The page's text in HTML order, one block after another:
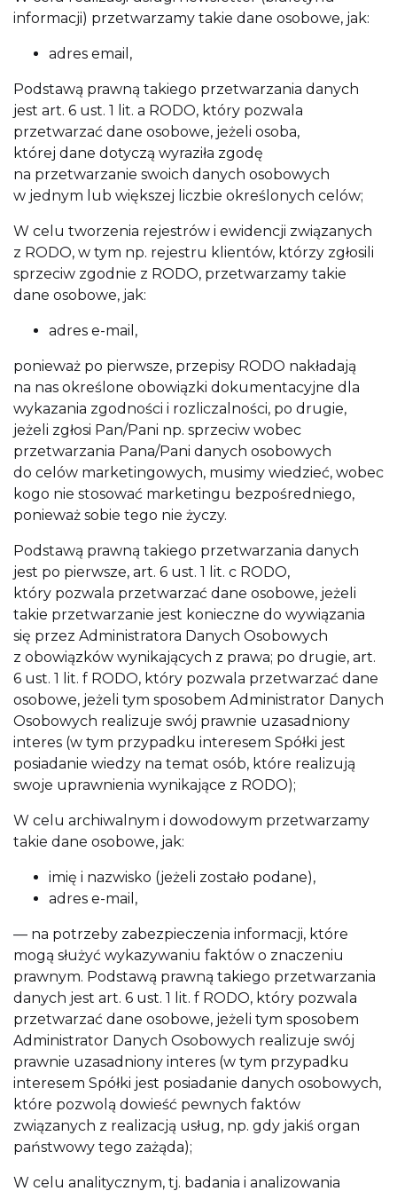
informacji) przetwarzamy takie dane osobowe, jak:
adres email,
Podstawą prawną takiego przetwarzania danych
jest art. 6 ust. 1 lit. a RODO, który pozwala
przetwarzać dane osobowe, jeżeli osoba,
której dane dotyczą wyraziła zgodę
na przetwarzanie swoich danych osobowych
w jednym lub większej liczbie określonych celów;
W celu tworzenia rejestrów i ewidencji związanych
z RODO, w tym np. rejestru klientów, którzy zgłosili
sprzeciw zgodnie z RODO, przetwarzamy takie
dane osobowe, jak:
adres e-mail,
ponieważ po pierwsze, przepisy RODO nakładają
na nas określone obowiązki dokumentacyjne dla
wykazania zgodności i rozliczalności, po drugie,
jeżeli zgłosi Pan/Pani np. sprzeciw wobec
przetwarzania Pana/Pani danych osobowych
do celów marketingowych, musimy wiedzieć, wobec
kogo nie stosować marketingu bezpośredniego,
ponieważ sobie tego nie życzy.
Podstawą prawną takiego przetwarzania danych
jest po pierwsze, art. 6 ust. 1 lit. c RODO,
który pozwala przetwarzać dane osobowe, jeżeli
takie przetwarzanie jest konieczne do wywiązania
się przez Administratora Danych Osobowych
z obowiązków wynikających z prawa; po drugie, art.
6 ust. 1 lit. f RODO, który pozwala przetwarzać dane
osobowe, jeżeli tym sposobem Administrator Danych
Osobowych realizuje swój prawnie uzasadniony
interes (w tym przypadku interesem Spółki jest
posiadanie wiedzy na temat osób, które realizują
swoje uprawnienia wynikające z RODO);
W celu archiwalnym i dowodowym przetwarzamy
takie dane osobowe, jak:
imię i nazwisko (jeżeli zostało podane),
adres e-mail,
— na potrzeby zabezpieczenia informacji, które
mogą służyć wykazywaniu faktów o znaczeniu
prawnym. Podstawą prawną takiego przetwarzania
danych jest art. 6 ust. 1 lit. f RODO, który pozwala
przetwarzać dane osobowe, jeżeli tym sposobem
Administrator Danych Osobowych realizuje swój
prawnie uzasadniony interes (w tym przypadku
interesem Spółki jest posiadanie danych osobowych,
które pozwolą dowieść pewnych faktów
związanych z realizacją usług, np. gdy jakiś organ
państwowy tego zażąda);
W celu analitycznym, tj. badania i analizowania